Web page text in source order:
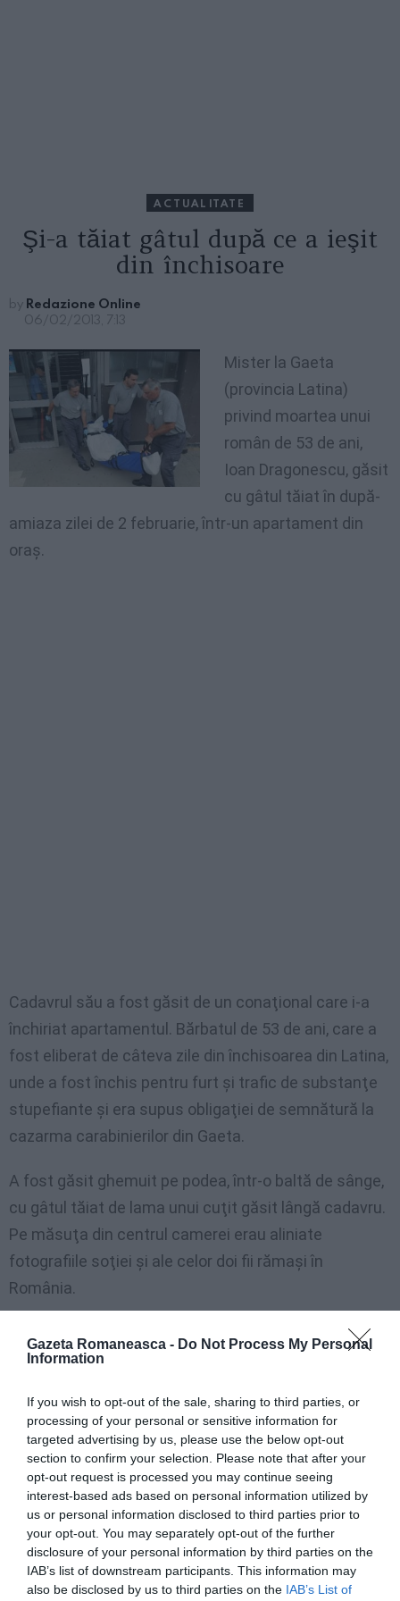
Gazeta Romaneasca - Do Not Process My Personal
Information
If you wish to opt-out of the sale, sharing to third parties, or
processing of your personal or sensitive information for
targeted advertising by us, please use the below opt-out
section to confirm your selection. Please note that after your
opt-out request is processed you may continue seeing
interest-based ads based on personal information utilized by
us or personal information disclosed to third parties prior to
your opt-out. You may separately opt-out of the further
disclosure of your personal information by third parties on the
IAB’s list of downstream participants. This information may
also be disclosed by us to third parties on the IAB’s List of
ACTUALITATE
Şi-a tăiat gâtul după ce a ieşit
din închisoare
by Redazione Online
06/02/2013, 7:13
Mister la Gaeta
(provincia Latina)
privind moartea unui
român de 53 de ani,
Ioan Dragonescu, găsit
cu gâtul tăiat în după-
amiaza zilei de 2 februarie,într-un apartament din
oraş.
Cadavrul său a fost găsit de un conaţional care i-a
închiriat apartamentul . Bărbatul de 53 de ani, care a
fost eliberat de câteva zile din închisoarea din Latina,
unde a fost închis pentru furt şi trafic de substanţe
stupefiante şi era supus obligaţiei de semnătură la
cazarma carabinierilor din Gaeta.
A fost găsit ghemuit pe podea,într-o baltă de sânge,
cu gâtul tăiat de lama unui cuţit găsit lângă cadavru.
Pe măsuţa din centrul camerei erau aliniate
fotografiile soţiei şi ale celor doi fii rămaşi în
România.
efectueze autopsia. Ipoteza cea mai credibilă este
sinucidă înainte, în închisoarea din Viterbo
See
more
Articolul anterior
S-a spânzurat după ce a fost concediat
Următorul articol
Închisoare pe viaţă pentru românul acuzat
de crima de la Artena